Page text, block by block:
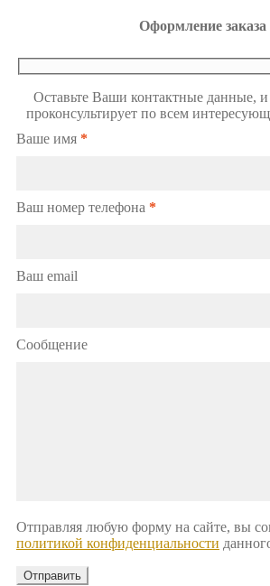
Оформление заказа
Оставьте Ваши контактные данные,
проконсультирует по всем
Ваше имя *
Ваш номер телефона *
Ваш email
Сообщение
Отправляя любую форму на сайте, вы
политикой конфиденциальности